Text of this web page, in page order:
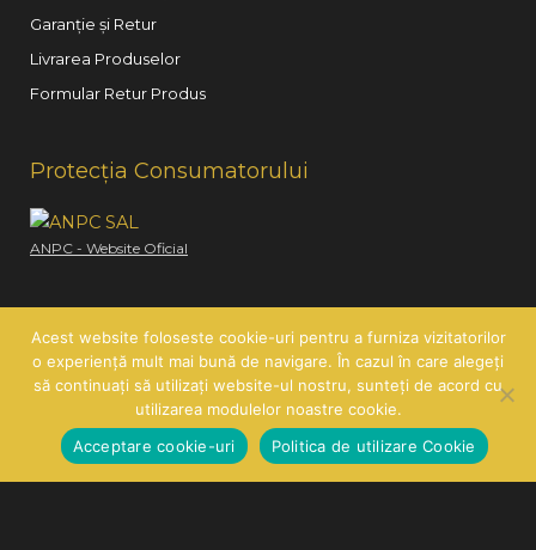
Garanție și Retur
Livrarea Produselor
Formular Retur Produs
Protecția Consumatorului
ANPC - Website Oficial
Copyright © 2026Hair Line| SC HAIR LINE SRL | CUI:
RO21260585 | J26/419/2007
Acest website foloseste cookie-uri pentru a furniza vizitatorilor
o experiență mult mai bună de navigare. În cazul în care alegeți
să continuați să utilizați website-ul nostru, sunteți de acord cu
utilizarea modulelor noastre cookie.
Acceptare cookie-uri
Politica de utilizare Cookie